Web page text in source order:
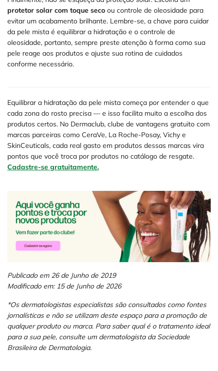
protetor solar com toque seco ou controle de oleosidade para
evitar um acabamento brilhante. Lembre-se, a chave para cuidar
da pele mista é equilibrar a hidratação e o controle de
oleosidade, portanto, sempre preste atenção à forma como sua
pele reage aos produtos e ajuste sua rotina de cuidados
conforme necessário.
Equilibrar a hidratação da pele mista começa por entender o que
cada zona do rosto precisa — e isso facilita muito a escolha dos
produtos certos. No Dermaclub, clube de vantagens gratuito com
marcas parceiras como CeraVe, La Roche-Posay, Vichy e
SkinCeuticals, cada real gasto em produtos dessas marcas vira
pontos que você troca por produtos no catálogo de resgate.
Cadastre-se gratuitamente.
Publicado em 26 de Junho de 2019
Modificado em: 15 de Junho de 2026
*Os dermatologistas especialistas são consultados como fontes
jornalísticas e não se utilizam deste espaço para a promoção de
qualquer produto ou marca. Para saber qual é o tratamento ideal
para a sua pele, consulte um dermatologista da Sociedade
Brasileira de Dermatologia.